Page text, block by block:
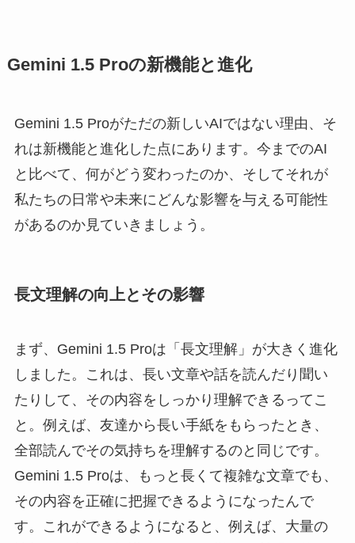
Gemini 1.5 Proの新機能と進化
Gemini 1.5 Proがただの新しいAIではない理由、そ
れは新機能と進化した点にあります。今までのAI
と比べて、何がどう変わったのか、そしてそれが
私たちの日常や未来にどんな影響を与える可能性
があるのか見ていきましょう。
長文理解の向上とその影響
まず、Gemini 1.5 Proは「長文理解」が大きく進化
しました。これは、長い文章や話を読んだり聞い
たりして、その内容をしっかり理解できるってこ
と。例えば、友達から長い手紙をもらったとき、
全部読んでその気持ちを理解するのと同じです。
Gemini 1.5 Proは、もっと長くて複雑な文章でも、
その内容を正確に把握できるようになったんで
す。これができるようになると、例えば、大量の